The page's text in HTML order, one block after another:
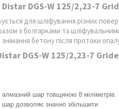
DGS-W 125/2,23-7
для шліфування різних
з болгарками та
бетону після протоки
DGS-W 125/2,23-7
шар товщиною 8 міліметрів.
дозволяє значно збільшити